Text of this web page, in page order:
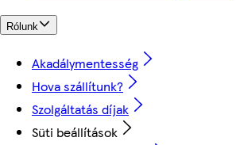
Rólunk
Akadálymentesség
Hova szállítunk?
Szolgáltatás díjak
Süti beállítások